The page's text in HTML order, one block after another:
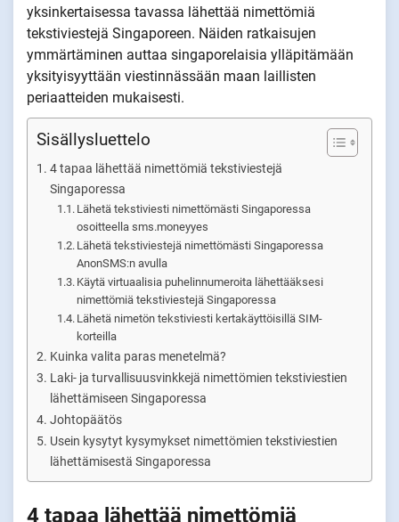
yksinkertaisessa tavassa lähettää nimettömiä
tekstiviestejä Singaporeen. Näiden ratkaisujen
ymmärtäminen auttaa singaporelaisia ylläpitämään
yksityisyyttään viestinnässään maan laillisten
periaatteiden mukaisesti.
Sisällysluettelo
4 tapaa lähettää nimettömiä tekstiviestejä
Singaporessa
Lähetä tekstiviesti nimettömästi Singaporessa
osoitteella sms.moneyyes
Lähetä tekstiviestejä nimettömästi Singaporessa
AnonSMS:n avulla
Käytä virtuaalisia puhelinnumeroita lähettääksesi
nimettömiä tekstiviestejä Singaporessa
Lähetä nimetön tekstiviesti kertakäyttöisillä SIM-
korteilla
Kuinka valita paras menetelmä?
Laki- ja turvallisuusvinkkejä nimettömien tekstiviestien
lähettämiseen Singaporessa
Johtopäätös
Usein kysytyt kysymykset nimettömien tekstiviestien
lähettämisestä Singaporessa
4 tapaa lähettää nimettömiä